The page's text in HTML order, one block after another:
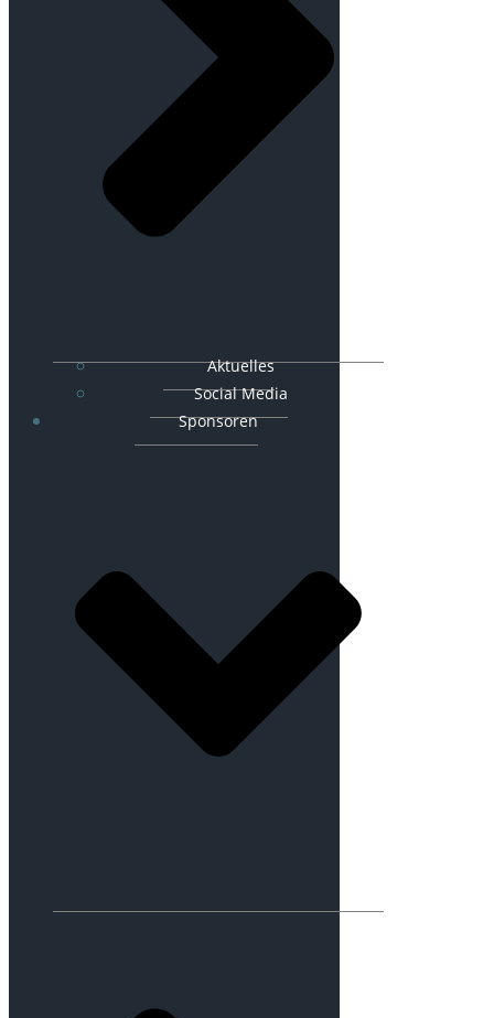
Aktuelles
Social Media
Sponsoren